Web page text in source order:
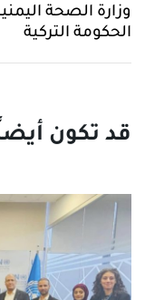
وزارة الصحة
الحكومة التركية